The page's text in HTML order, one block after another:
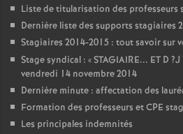
Liste de titularisation des professeurs
Dernière liste des supports stagiaires
Stagiaires 2014-2015 : tout savoir sur
Stage syndical : «STAGIAIRE... ET D ?J
vendredi 14 novembre 2014
Dernière minute : affectation des
Formation des professeurs etCPE
Les principales indemnités